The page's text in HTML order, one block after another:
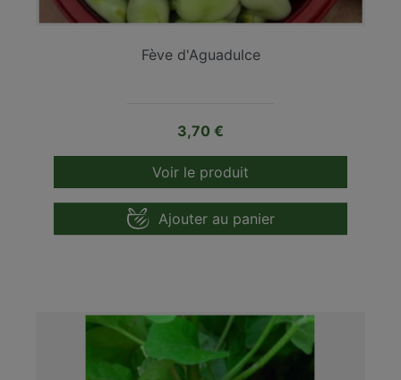
Fève d'Aguadulce
Prix
3,70 €
Voir le produit
Ajouter au panier